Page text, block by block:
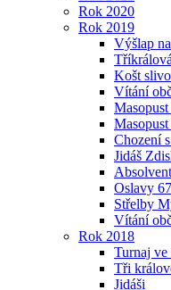
Rok 2020
Rok 2019
Výšlap
Košt
Vítání
Chození
Jidáš
Oslavy
Střelby
Vítání
Rok 2018
Turnaj ve
Tři
Jidáši